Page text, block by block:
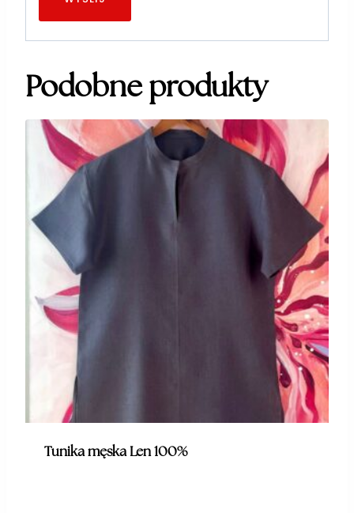
Podobne produkty
Tunika męska Len 100%